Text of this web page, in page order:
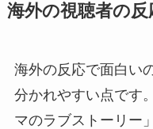
海外の視聴者の反
海外の反応で面白い
分かれやすい点です
マのラブストーリー